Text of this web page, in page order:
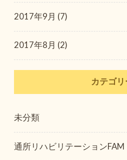
2017年9月 (7)
2017年8月 (2)
カテゴリ
未分類
通所リハビリテーションFAM